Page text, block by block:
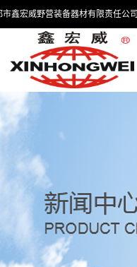
市鑫宏威野营装备器材有限责任公司